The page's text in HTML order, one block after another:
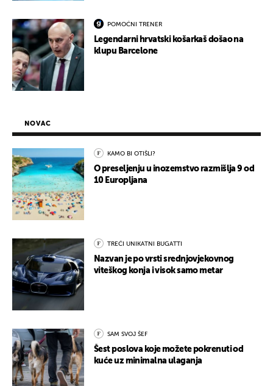
POMOĆNI TRENER
Legendarni hrvatski košarkaš došao na
klupu Barcelone
NOVAC
KAMO BI OTIŠLI?
O preseljenju u inozemstvo razmišlja 9 od
10 Europljana
TREĆI UNIKATNI BUGATTI
Nazvan je po vrsti srednjovjekovnog
viteškog konja i visok samo metar
SAM SVOJ ŠEF
Šest poslova koje možete pokrenuti od
kuće uz minimalna ulaganja